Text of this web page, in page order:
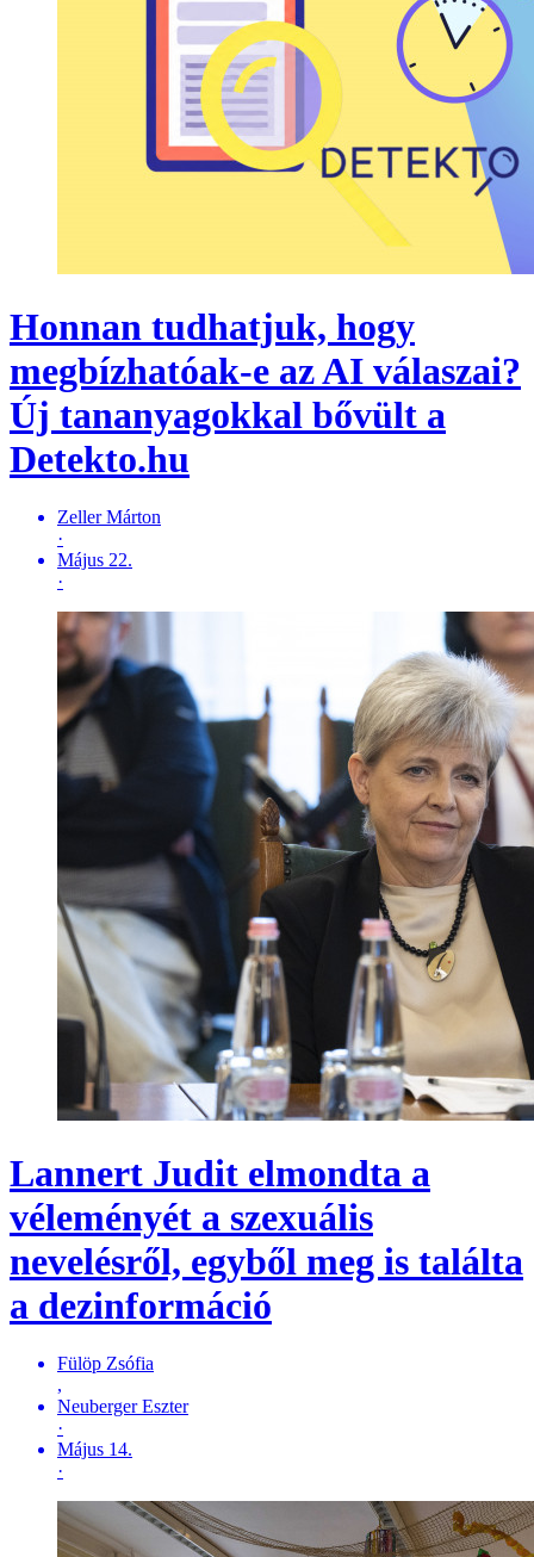
Honnan tudhatjuk, hogy
megbízhatóak-e az AI válaszai?
Új tananyagokkal bővült a
Detekto.hu
Zeller Márton
·
Május 22.
·
Lannert Judit elmondta a
véleményét a szexuális
nevelésről, egyből meg is találta
a dezinformáció
Fülöp Zsófia
,
Neuberger Eszter
·
Május 14.
·